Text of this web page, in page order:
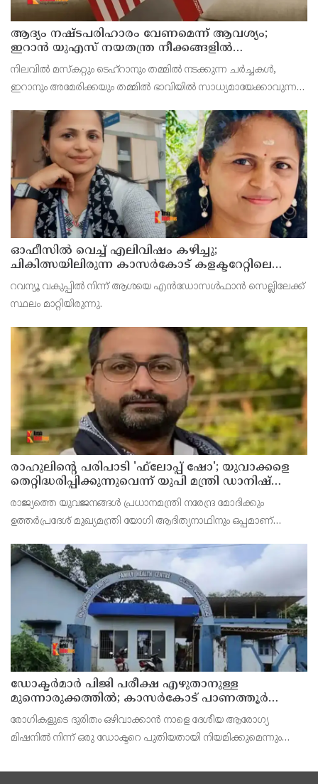
ആദ്യം നഷ്ടപരിഹാരം വേണമെന്ന് ആവശ്യം;
ഇറാന്‍ യുഎസ് നയതന്ത്ര നീക്കങ്ങളില്‍
അനിശ്ചിതത്വം
നിലവില്‍ മസ്‌കറ്റും ടെഹ്റാനും തമ്മില്‍ നടക്കുന്ന ചര്‍ച്ചകള്‍,
ഇറാനും അമേരിക്കയും തമ്മില്‍ ഭാവിയില്‍ സാധ്യമായേക്കാവുന്ന
കാണുന്നത്.
ഓഫീസില്‍ വെച്ച് എലിവിഷം കഴിച്ചു;
ചികിത്സയിലിരുന്ന കാസര്‍കോട് കളക്ടറേറ്റിലെ
സീനിയര്‍ ക്ലര്‍ക്ക് മരിച്ചു
റവന്യൂ വകുപ്പില്‍ നിന്ന് ആശയെ എന്‍ഡോസള്‍ഫാന്‍ സെല്ലിലേക്ക്
സ്ഥലം മാറ്റിയിരുന്നു.
രാഹുലിന്റെ പരിപാടി 'ഫ്‌ലോപ്പ് ഷോ'; യുവാക്കളെ
തെറ്റിദ്ധരിപ്പിക്കുന്നുവെന്ന് യുപി മന്ത്രി ഡാനിഷ്
രാജ്യത്തെ യുവജനങ്ങള്‍ പ്രധാനമന്ത്രി നരേന്ദ്ര മോദിക്കും
ഉത്തര്‍പ്രദേശ് മുഖ്യമന്ത്രി യോഗി ആദിത്യനാഥിനും ഒപ്പമാണ്
ഡോക്ടര്‍മാര്‍ പിജി പരീക്ഷ എഴുതാനുള്ള
മുന്നൊരുക്കത്തില്‍; കാസര്‍കോട് പാണത്തൂര്‍
കുടുംബാരോഗ്യ കേന്ദ്രം അടച്ചുപൂട്ടി
രോഗികളുടെ ദുരിതം ഒഴിവാക്കാന്‍ നാളെ ദേശീയ ആരോഗ്യ
മിഷനില്‍ നിന്ന് ഒരു ഡോക്ടറെ പുതിയതായി നിയമിക്കുമെന്നും